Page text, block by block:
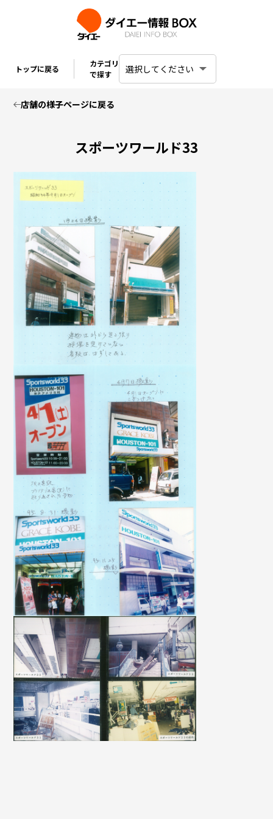
トップに戻る
カテゴリ
で探す
店舗の様子ページに戻る
スポーツワールド33